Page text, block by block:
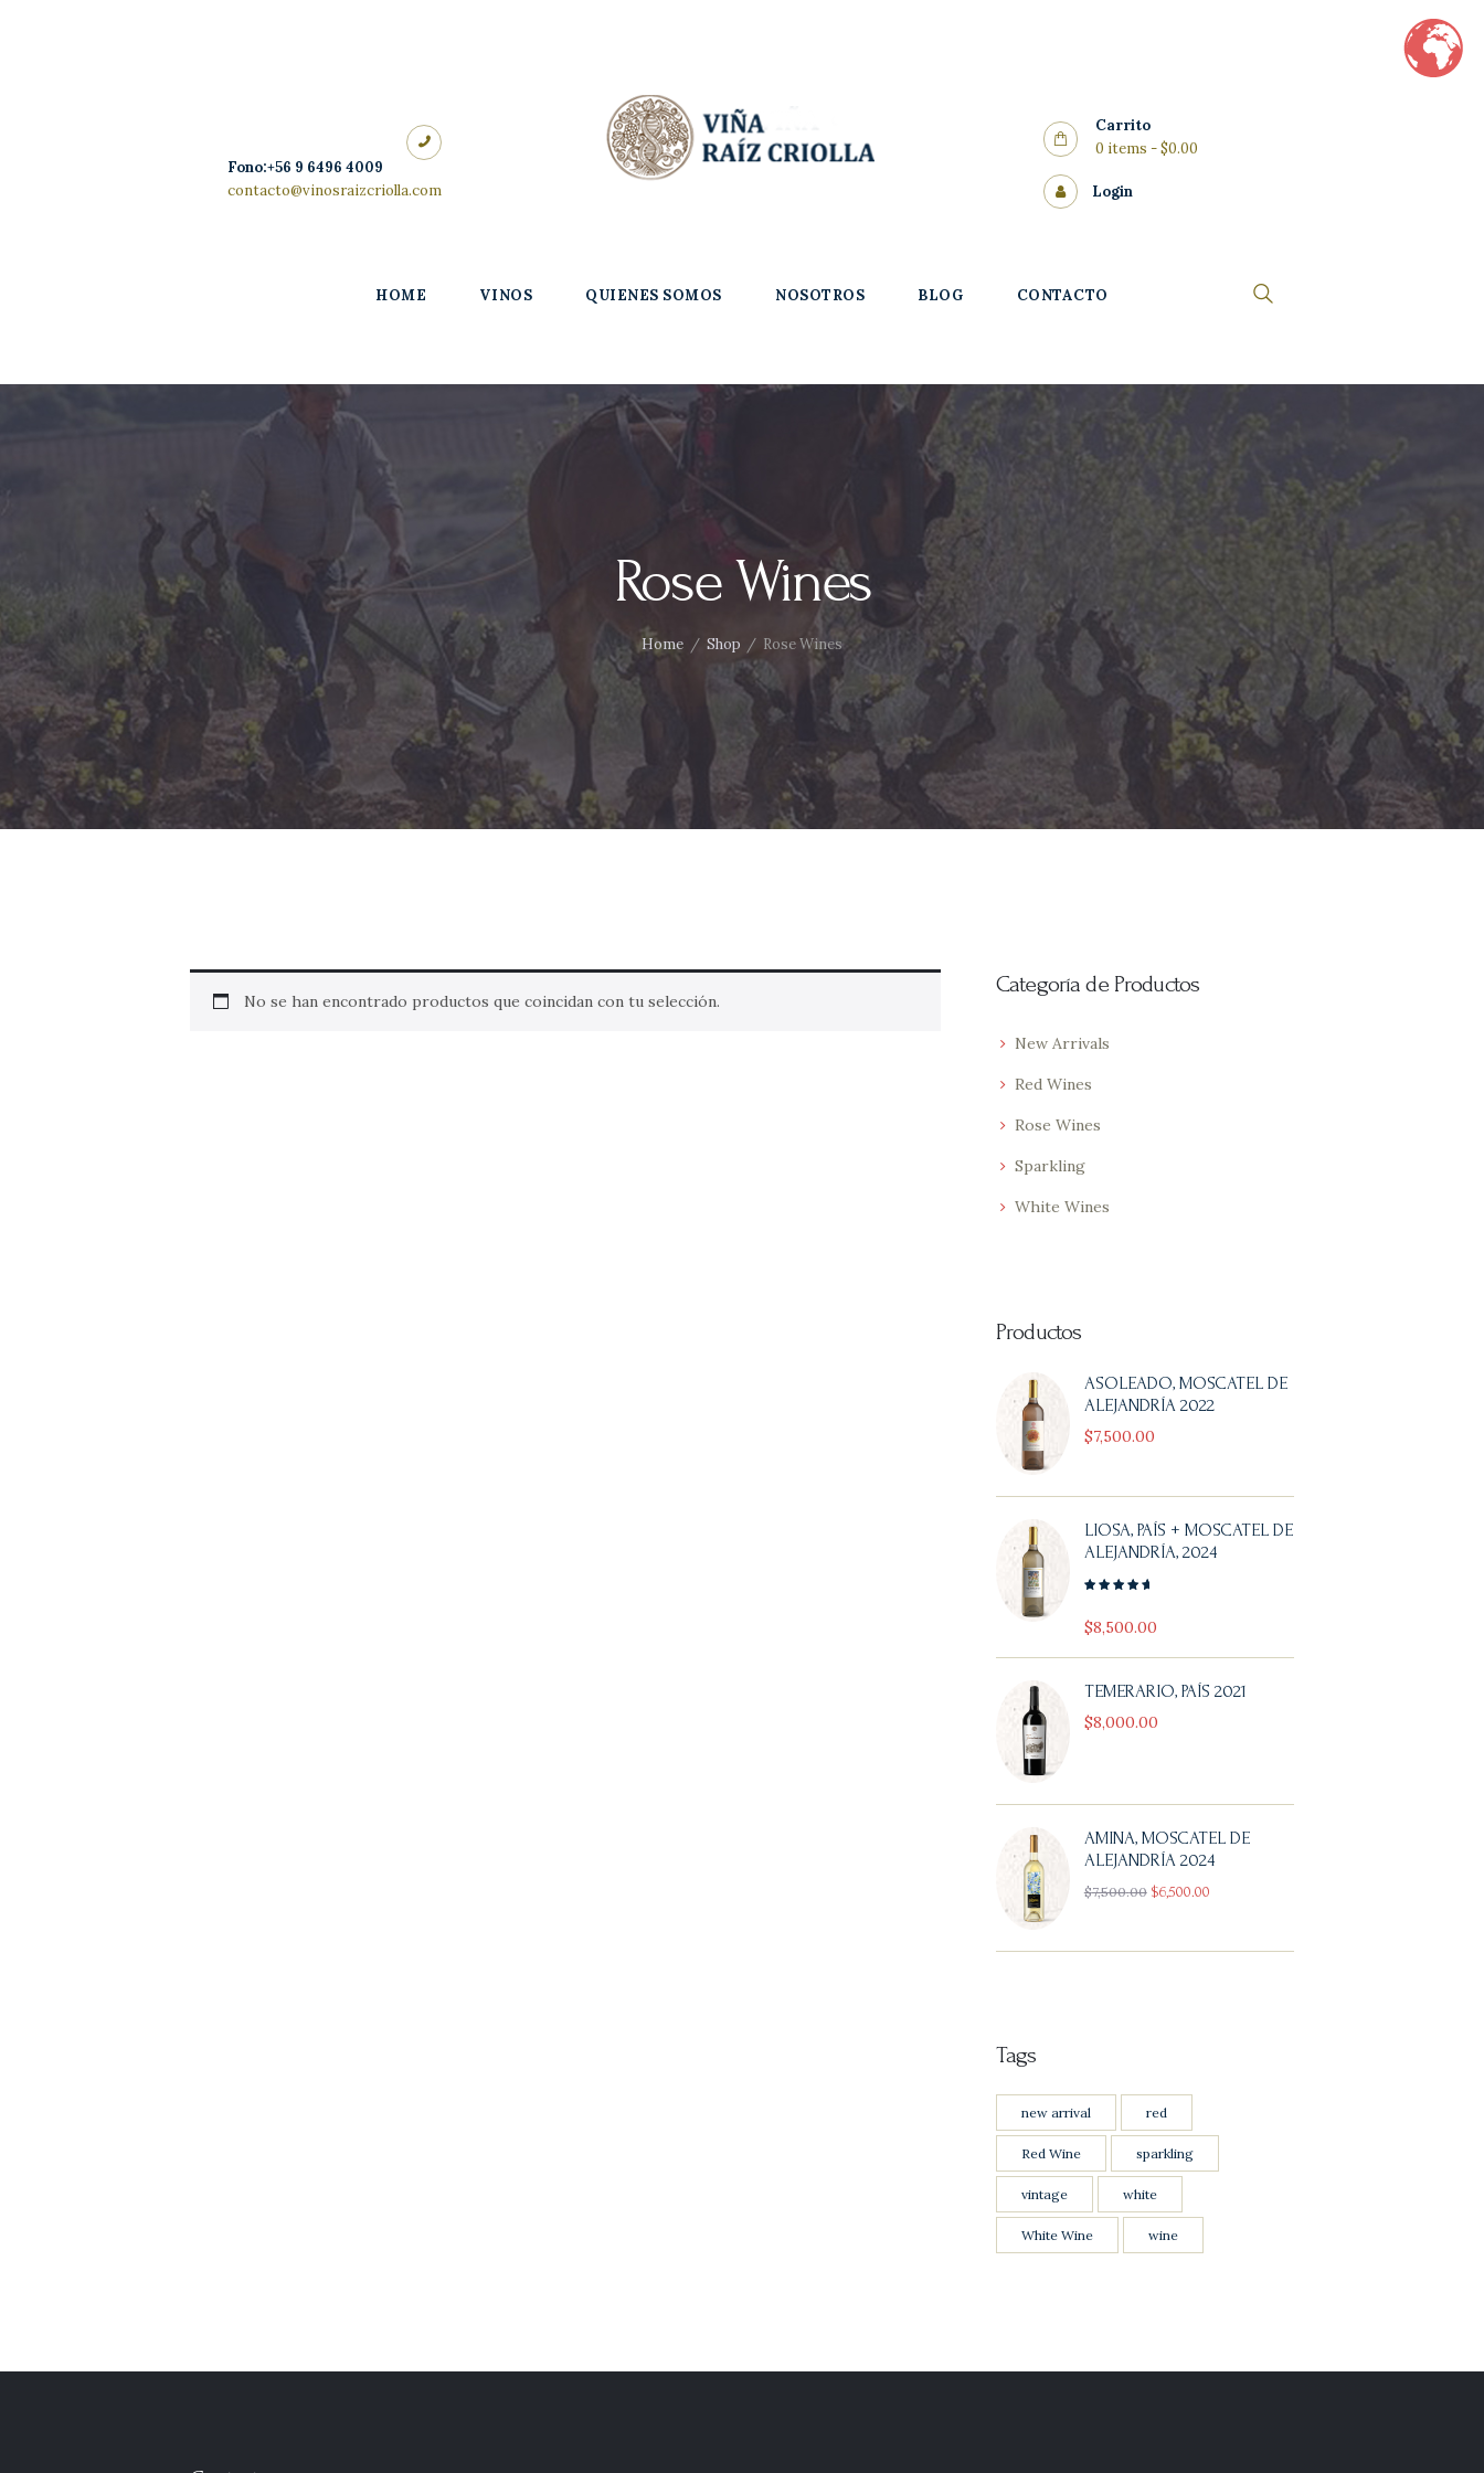
Fono:+56 9 6496 4009
contacto@vinosraizcriolla.com
Carrito
0 items -$0.00
Login
HOME VINOS QUIENES SOMOS NOSOTROS BLOG CONTACTO
Rose Wines
Home Shop Rose Wines
No se han encontrado productos que coincidan con tu selección.
Categoría de Productos
New Arrivals
Red Wines
Rose Wines
Sparkling
White Wines
Productos
ASOLEADO, MOSCATEL DE
ALEJANDRÍA 2022
$7,500 00
LIOSA, PAÍS + MOSCATEL DE
ALEJANDRÍA, 2024
5.00de
$8,500 00
TEMERARIO, PAÍS 2021
$8,000 00
AMINA, MOSCATEL DE
ALEJANDRÍA 2024
$7,500 00 El
0
.
$6,500 00
.
Tags
new arrival red
Red Wine sparkling
vintage white
White Wine wine